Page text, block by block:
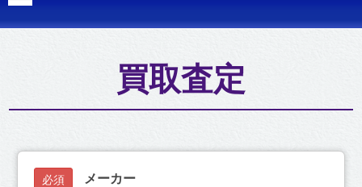
買取査定
必須 メーカー